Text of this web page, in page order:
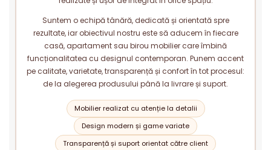
Suntem o echipă tânără, dedicată și orientată spre
rezultate, iar obiectivul nostru este să aducem în fiecare
casă, apartament sau birou mobilier care îmbină
funcționalitatea cu designul contemporan. Punem accent
pe calitate, varietate, transparență și confort în tot procesul:
de la alegerea produsului până la livrare și suport.
Mobilier realizat cu atenție la detalii
Design modern și game variate
Transparență și suport orientat către client